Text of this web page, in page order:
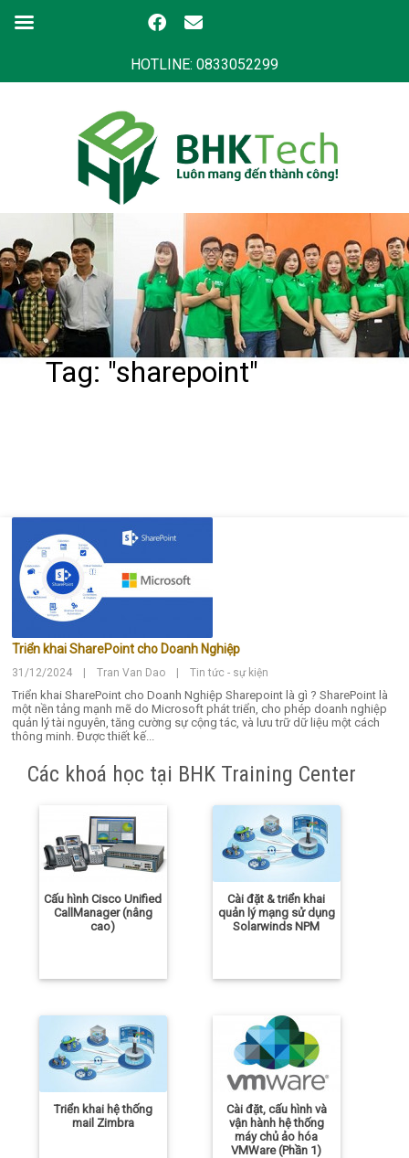
HOTLINE: 0833052299
Tag: "sharepoint"
Triển khai SharePoint cho Doanh Nghiệp
31/12/2024 | Tran Van Dao | Tin tức - sự kiện
Triển khai SharePoint cho Doanh Nghiệp Sharepoint là gì ? SharePoint là
một nền tảng mạnh mẽ do Microsoft phát triển, cho phép doanh nghiệp
quản lý tài nguyên, tăng cường sự cộng tác, và lưu trữ dữ liệu một cách
thông minh. Được thiết kế...
Các khoá học tại BHK Training Center
Cấu hình Cisco Unified
CallManager (nâng
cao)
Cài đặt & triển khai
quản lý mạng sử dụng
Solarwinds NPM
Triển khai hệ thống
mail Zimbra
Cài đặt, cấu hình và
vận hành hệ thống
máy chủ ảo hóa
VMWare (Phần 1)